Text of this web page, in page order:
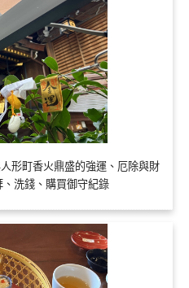
形町香火鼎盛的強運、厄除與財
洗錢、購買御守紀錄